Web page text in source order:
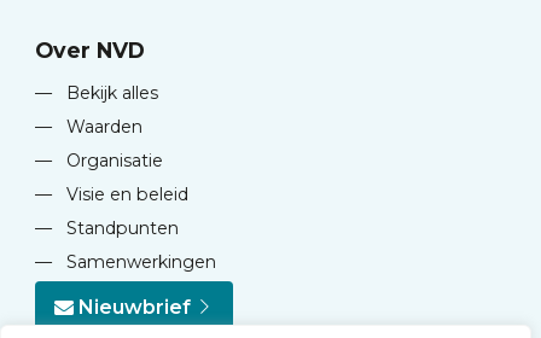
Over NVD
—
Bekijk alles
—
Waarden
—
Organisatie
—
Visie en beleid
—
Standpunten
—
Samenwerkingen
Nieuwbrief